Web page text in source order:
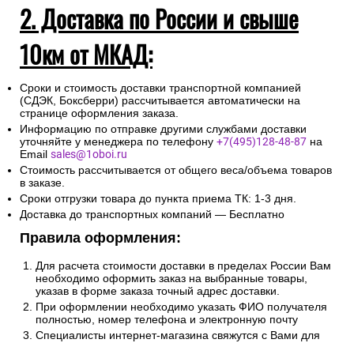
2. Доставка по России и свыше
10км от МКАД:
Сроки и стоимость доставки транспортной компанией
(СДЭК, Боксберри) рассчитывается автоматически на
странице оформления заказа.
Информацию по отправке другими службами доставки
уточняйте у менеджера по телефону +7(495)128-48-87 на
Email sales@1oboi.ru
Стоимость рассчитывается от общего веса/объема товаров
в заказе.
Сроки отгрузки товара до пункта приема ТК: 1-3 дня.
Доставка до транспортных компаний — Бесплатно
Правила оформления:
Для расчета стоимости доставки в пределах России Вам
необходимо оформить заказ на выбранные товары,
указав в форме заказа точный адрес доставки.
При оформлении необходимо указать ФИО получателя
полностью, номер телефона и электронную почту
Специалисты интернет-магазина свяжутся с Вами для